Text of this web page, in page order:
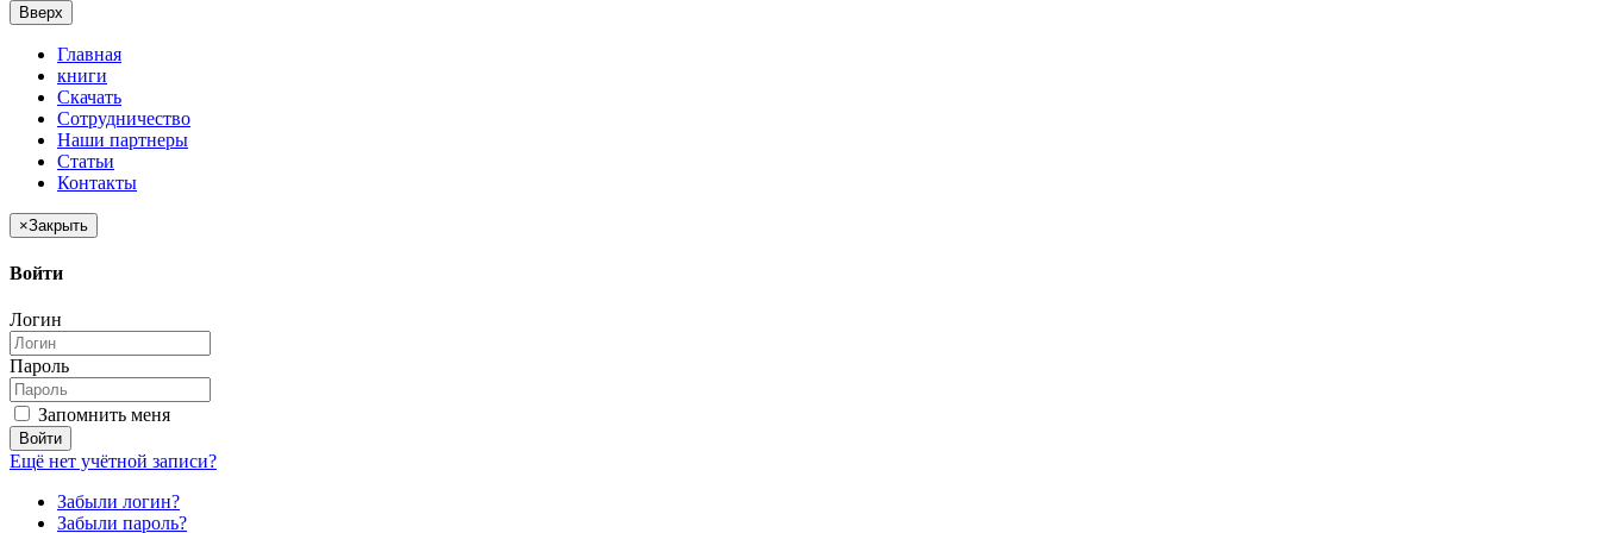
Вверх
Главная
книги
Скачать
Сотрудничество
Наши партнеры
Статьи
Контакты
×Закрыть
Войти
Логин
Пароль
Запомнить меня
Войти
Ещё нет учётной записи?
Забыли логин?
Забыли пароль?